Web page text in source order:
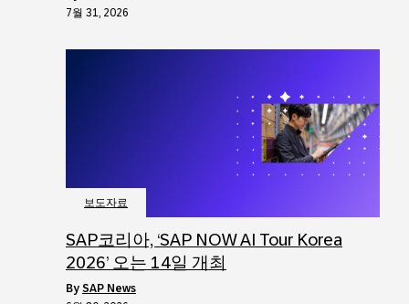
7월 31, 2026
보도자료
SAP코리아, ‘SAP NOW AI Tour Korea
2026’ 오는 14일 개최
by SAP News